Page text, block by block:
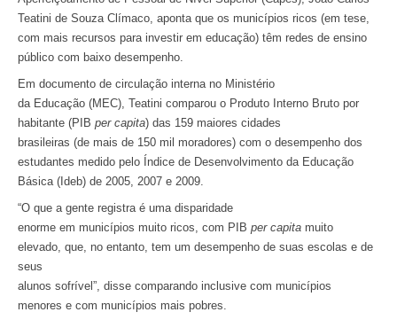
Teatini de Souza Clímaco, aponta que os municípios ricos (em tese,
com mais recursos para investir em educação) têm redes de ensino
público com baixo desempenho.
Em documento de circulação interna no Ministério
da Educação (MEC), Teatini comparou o Produto Interno Bruto por
habitante (PIB per capita) das 159 maiores cidades
brasileiras (de mais de 150 mil moradores) com o desempenho dos
estudantes medido pelo Índice de Desenvolvimento da Educação
Básica (Ideb) de 2005, 2007 e 2009.
“O que a gente registra é uma disparidade
enorme em municípios muito ricos, com PIB per capita muito
elevado, que, no entanto, tem um desempenho de suas escolas e de
seus
alunos sofrível”, disse comparando inclusive com municípios
menores e com municípios mais pobres.